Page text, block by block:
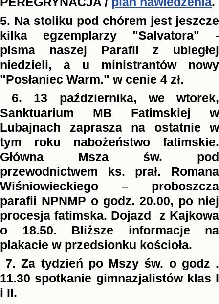
5. Na stoliku pod chórem jest jeszcze
kilka egzemplarzy "Salvatora" -
pisma naszej Parafii z ubiegłej
niedzieli, a u ministrantów nowy
"Posłaniec Warm." w cenie 4 zł.
6. 13 października, we wtorek,
Sanktuarium MB Fatimskiej w
Lubajnach zaprasza na ostatnie w
tym roku nabożeństwo fatimskie.
Główna Msza św. pod
przewodnictwem ks. prał. Romana
Wiśniowieckiego – proboszcza
parafii NPNMP o godz. 20.00, po niej
procesja fatimska. Dojazd z Kajkowa
o 18.50. Bliższe informacje na
plakacie w przedsionku kościoła.
7. Za tydzień po Mszy św. o godz .
11.30 spotkanie gimnazjalistów klas I
i II.